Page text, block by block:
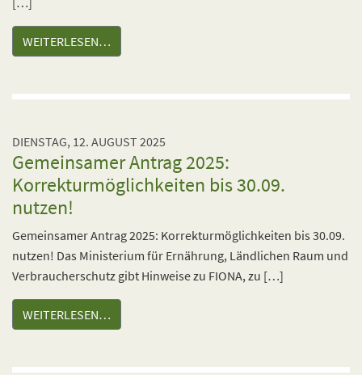
WEITERLESEN…
DIENSTAG, 12. AUGUST 2025
Gemeinsamer Antrag 2025:
Korrekturmöglichkeiten bis 30.09.
nutzen!
Gemeinsamer Antrag 2025: Korrekturmöglichkeiten bis 30.09.
nutzen! Das Ministerium für Ernährung, Ländlichen Raum und
Verbraucherschutz gibt Hinweise zu FIONA, zu […]
WEITERLESEN…